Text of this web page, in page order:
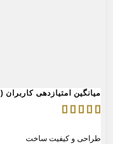
میانگین امتیازدهی کاربران (514)
طراحی و کیفیت ساخت